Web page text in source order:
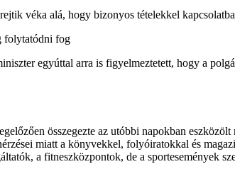
véka alá, hogy bizonyos tételekkel
folytatódni fog
egyúttal arra is figyelmeztetett, hogy a
összegezte az utóbbi napokban
miatt a könyvekkel, folyóiratokkal és
a fitneszközpontok, de a sportesemények